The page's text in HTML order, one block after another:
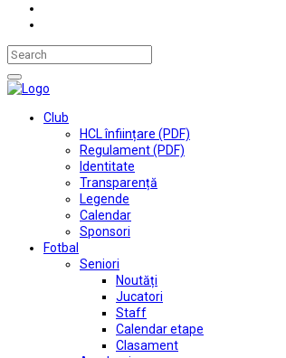
Club
HCL înființare (PDF)
Regulament (PDF)
Identitate
Transparență
Legende
Calendar
Sponsori
Fotbal
Seniori
Noutăți
Jucatori
Staff
Calendar etape
Clasament